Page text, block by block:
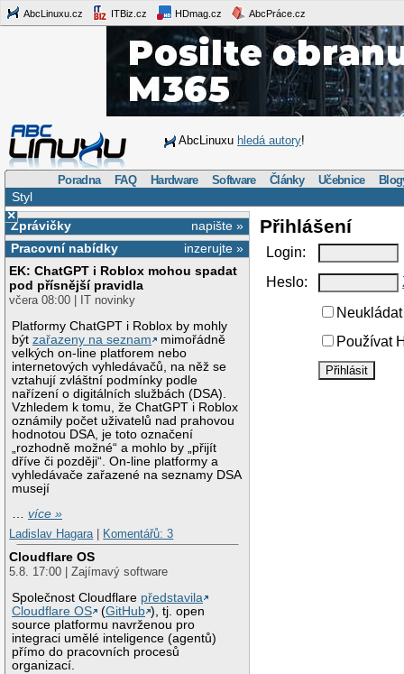
AbcLinuxu.cz ITBiz.cz HDmag.cz AbcPráce.cz
AbcLinuxu hledá autory!
Poradna FAQ Hardware Software Články Učebnice
Styl
×
napište »
Zprávičky
inzerujte »
Pracovní nabídky
EK: ChatGPT i Roblox mohou spadat
pod přísnější pravidla
včera 08:00 | IT novinky
Platformy ChatGPT i Roblox by mohly
býtzařazeny na seznam
mimořádně
velkých on-line platforem nebo
internetových vyhledávačů, na něž se
vztahují zvláštní podmínky podle
nařízení o digitálních službách (DSA).
Vzhledem k tomu, že ChatGPT i Roblox
oznámily počet uživatelů nad prahovou
hodnotou DSA, je toto označení
„rozhodně možné“ a mohlo by „přijít
dříve či později“. On-line platformy a
vyhledávače zařazené na seznamy DSA
musejí
…více »
Ladislav Hagara
Komentářů: 3
Cloudflare OS
5.8. 17:00 | Zajímavý software
Společnost Cloudflare představila
Cloudflare OS
(GitHub ), tj. open
source platformu navrženou pro
integraci umělé inteligence (agentů)
přímo do pracovních procesů
organizací.
Přihlášení
Login:
Heslo:
Používat